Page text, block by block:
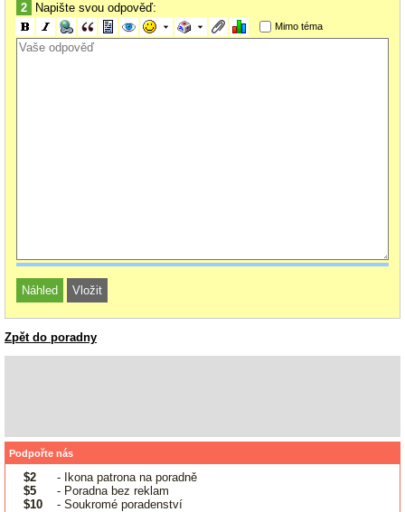
2 Napište svou odpověď:
Mimo téma
Zpět do poradny
Podpořte nás
$2
- Ikona patrona na poradně
$5
- Poradna bez reklam
$10
- Soukromé poradenství